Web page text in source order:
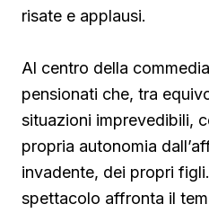
risate e applausi.
Al centro della
pensionati che, tra
situazioni imprevedibili,
propria autonomia
invadente, dei propri
spettacolo affronta il